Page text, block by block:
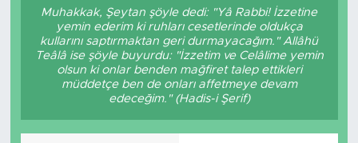
Muhakkak, Şeytan şöyle dedi: "Yâ Rabbi! İzzetine
yemin ederim ki ruhları cesetlerinde oldukça
kullarını saptırmaktan geri durmayacağım." Allâhü
Teâlâ ise şöyle buyurdu: "İzzetim ve Celâlime yemin
olsun ki onlar benden mağfiret talep ettikleri
müddetçe ben de onları affetmeye devam
edeceğim." (Hadis-i Şerif)